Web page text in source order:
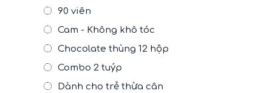
90 viên
Cam - Không khô tóc
Chocolate thùng 12 hộp
Combo 2 tuýp
Dành cho trẻ thừa cân